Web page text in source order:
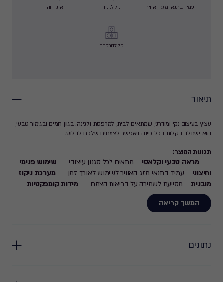
עמיד בתנאי מזג האוויר קל לניקוי אינו דוהה
קל להרכבה
תיאור
עציץ בעיצוב נקי ומודרני, שמתאים לבית, למרפסת ולגינה. בגוון חמים ובגימור טבעי,
הוא ישתלב בקלות בכל פינה ויאפשר לצמחים שלכם לבלוט.
תכונות המוצר:
מראה טבעי וקלאסי – מתאים לכל סגנון עיצובי
שימוש פנימי
וחיצוני – עמיד בתנאי מזג האוויר לשימוש לאורך זמן
מערכת ניקוז
מובנית– מסייעת לשמירה על בריאות הצמח מידות קומפקטיות –
קוטר 37 ס"מ, אידיאלי למגוון רחב של צמחים
רציתם.
המשך קריאה
נתונים